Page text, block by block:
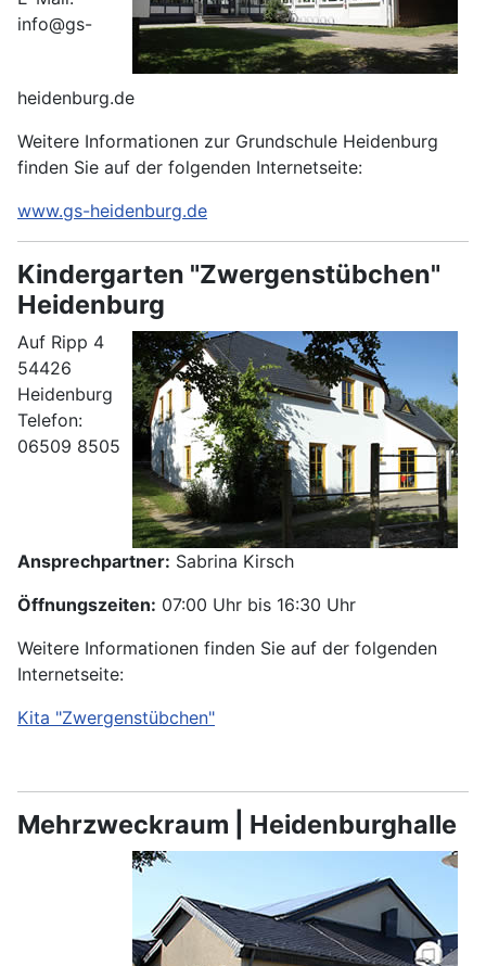
info@gs-
heidenburg.de
Weitere Informationen zur Grundschule Heidenburg
finden Sie auf der folgenden Internetseite:
www.gs-heidenburg.de
Kindergarten "Zwergenstübchen"
Heidenburg
Auf Ripp 4
54426
Heidenburg
Telefon:
06509 8505
Ansprechpartner: Sabrina Kirsch
Öffnungszeiten: 07:00 Uhr bis 16:30 Uhr
Weitere Informationen finden Sie auf der folgenden
Internetseite:
Kita "Zwergenstübchen"
Mehrzweckraum | Heidenburghalle